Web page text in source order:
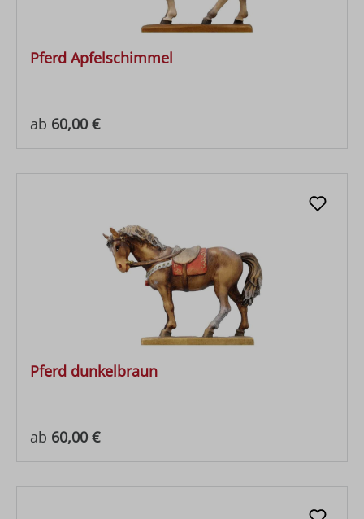
Pferd Apfelschimmel
Regulärer Preis:
ab 60,00 €
Pferd dunkelbraun
Regulärer Preis:
ab 60,00 €